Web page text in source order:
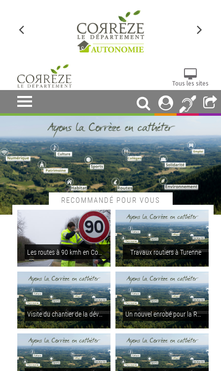
Tous les sites
RECOMMANDÉ POUR VOUS
Les routes à 90 kmh en Corrèze Travaux routiers à Turenne
Visite du chantier de la déviation de Lubersac : les travaux ont débuté Un nouvel enrobé pour la RD59 à Brive